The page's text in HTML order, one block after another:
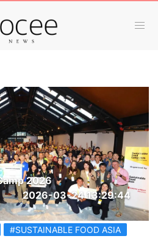
2026
2026-03-24 13:29:44
#SUSTAINABLE FOOD ASIA